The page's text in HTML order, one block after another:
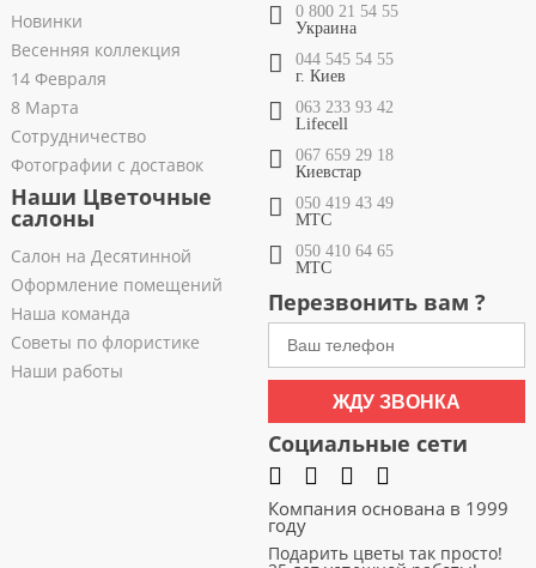
Новинки
Весенняя коллекция
14 Февраля
8 Марта
Сотрудничество
Фотографии с доставок
Наши Цветочные
салоны
Салон на Десятинной
Оформление помещений
Наша команда
Советы по флористике
Наши работы
0 800 21 54 55
Украина
044 545 54 55
г. Киев
063 233 93 42
Lifecell
067 659 29 18
Киевстар
050 419 43 49
МТС
050 410 64 65
МТС
Перезвонить вам ?
ЖДУ ЗВОНКА
Социальные сети
Компания основана в 1999
году
Подарить цветы так просто!